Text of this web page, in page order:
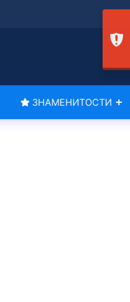
ЗНАМЕНИТОСТИ